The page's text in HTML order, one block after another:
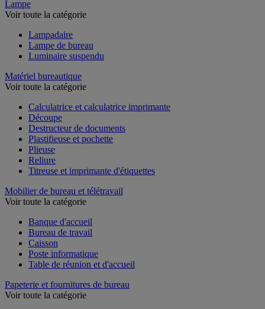
Lampe
Voir toute la catégorie
Lampadaire
Lampe de bureau
Luminaire suspendu
Matériel bureautique
Voir toute la catégorie
Calculatrice et calculatrice imprimante
Découpe
Destructeur de documents
Plastifieuse et pochette
Plieuse
Reliure
Titreuse et imprimante d'étiquettes
Mobilier de bureau et télétravail
Voir toute la catégorie
Banque d'accueil
Bureau de travail
Caisson
Poste informatique
Table de réunion et d'accueil
Papeterie et fournitures de bureau
Voir toute la catégorie